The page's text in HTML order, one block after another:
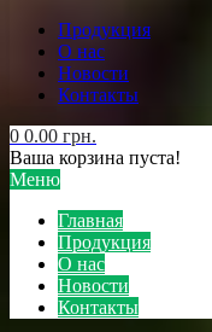
Продукция
О нас
Новости
Контакты
0 0.00 грн.
Ваша корзина пуста!
Меню
Главная
Продукция
О нас
Новости
Контакты